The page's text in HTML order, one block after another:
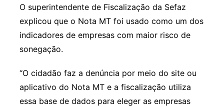
O superintendente de Fiscalização da Sefaz
explicou que o Nota MT foi usado como um dos
indicadores de empresas com maior risco de
sonegação.
“O cidadão faz a denúncia por meio do site ou
aplicativo do Nota MT e a fiscalização utiliza
essa base de dados para eleger as empresas